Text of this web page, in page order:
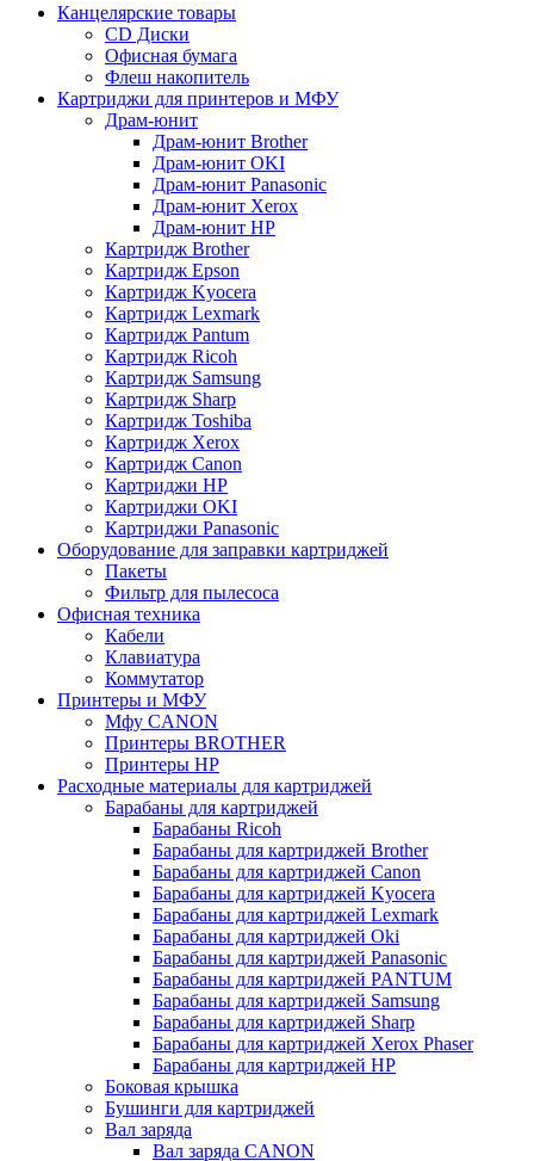
Канцелярские товары
CD Диски
Офисная бумага
Флеш накопитель
Картриджи для принтеров и МФУ
Драм-юнит
Драм-юнит Brother
Драм-юнит OKI
Драм-юнит Panasonic
Драм-юнит Xerox
Драм-юнит НР
Картридж Brother
Картридж Epson
Картридж Kyocera
Картридж Lexmark
Картридж Pantum
Картридж Ricoh
Картридж Samsung
Картридж Sharp
Картридж Toshiba
Картридж Xerox
Картридж Сanon
Картриджи HP
Картриджи OKI
Картриджи Panasonic
Оборудование для заправки картриджей
Пакеты
Фильтр для пылесоса
Офисная техника
Кабели
Клавиатура
Коммутатор
Принтеры и МФУ
Мфу CANON
Принтеры BROTHER
Принтеры HP
Расходные материалы для картриджей
Барабаны для картриджей
Барабаны Ricoh
Барабаны для картриджей Brother
Барабаны для картриджей Canon
Барабаны для картриджей Kyocera
Барабаны для картриджей Lexmark
Барабаны для картриджей Oki
Барабаны для картриджей Panasonic
Барабаны для картриджей PANTUM
Барабаны для картриджей Samsung
Барабаны для картриджей Sharp
Барабаны для картриджей Xerox Phaser
Барабаны для картриджей НР
Боковая крышка
Бушинги для картриджей
Вал заряда
Вал заряда CANON